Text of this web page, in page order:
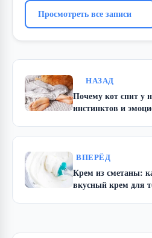
Просмотреть все записи
НАЗАД
Почему кот спит у
инстинктов и
ВПЕРЁД
Крем из сметаны:
вкусный крем для